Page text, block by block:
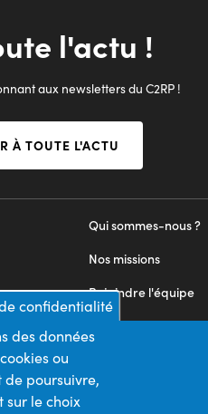
l'actu !
aux newsletters du C2RP !
À TOUTE L'ACTU
Qui sommes-nous ?
Nos missions
Rejoindre l'équipe
Nous contacter
confidentialité
des données
ou
poursuivre,
sur le choix